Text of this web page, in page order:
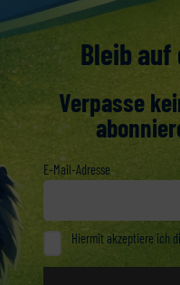
Bleib auf
Verpasse
E-Mail-Adresse
Hiermit akzeptiere ich